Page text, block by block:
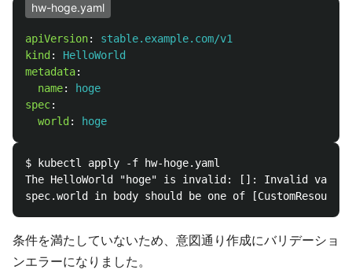
hw-hoge.yaml
apiVersion:
stable.example.com/v1
kind :
HelloWorld
metadata:
name:
hoge
spec:
world : hoge
$ kubectl apply -f hw-hoge.yaml
The HelloWorld "hoge" is invalid: []: Invalid
条件を満たしていないため、意図通り作成にバリデーショ
ンエラーになりました。